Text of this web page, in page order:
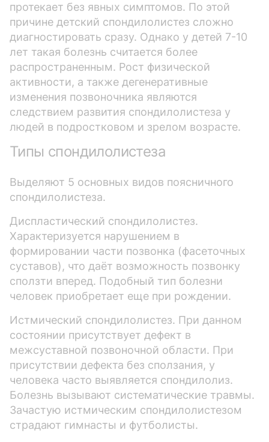
протекает без явных симптомов. По этой
причине детский спондилолистез сложно
диагностировать сразу. Однако у детей 7-10
лет такая болезнь считается более
распространенным. Рост физической
активности, а также дегенеративные
изменения позвоночника являются
следствием развития спондилолистеза у
людей в подростковом и зрелом возрасте.
Типы спондилолистеза
Выделяют 5 основных видов поясничного
спондилолистеза.
Диспластический спондилолистез.
Характеризуется нарушением в
формировании части позвонка (фасеточных
суставов), что даёт возможность позвонку
сползти вперед. Подобный тип болезни
человек приобретает еще при рождении.
Истмический спондилолистез. При данном
состоянии присутствует дефект в
межсуставной позвоночной области. При
присутствии дефекта без сползания, у
человека часто выявляется спондилолиз.
Болезнь вызывают систематические травмы.
Зачастую истмическим спондилолистезом
страдают гимнасты и футболисты.